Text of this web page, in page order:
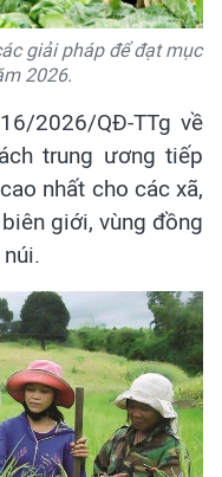
giải pháp để đạt mục
2026.
2026/QĐ-TTg về
trung ương tiếp
nhất cho các xã,
giới, vùng đồng